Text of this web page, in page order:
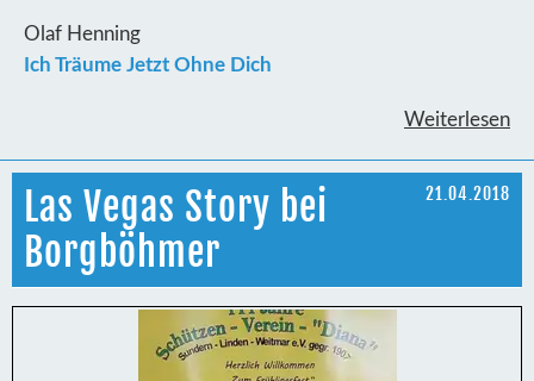
Olaf Henning
Ich Träume Jetzt Ohne Dich
Weiterlesen
21.04.2018
Las Vegas Story bei
Borgböhmer